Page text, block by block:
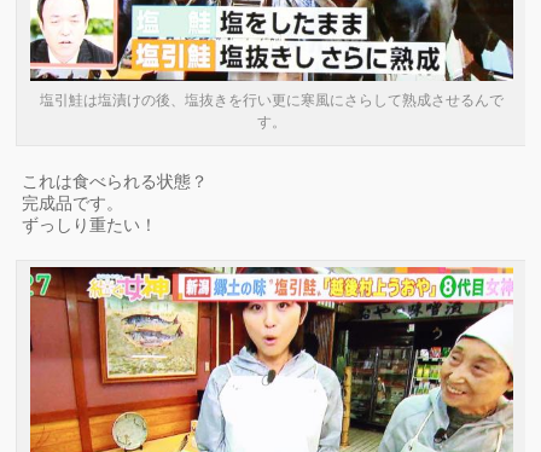
塩引鮭は塩漬けの後、塩抜きを行い更に寒風にさらして熟成させるんで
す。
これは食べられる状態？
完成品です。
ずっしり重たい！